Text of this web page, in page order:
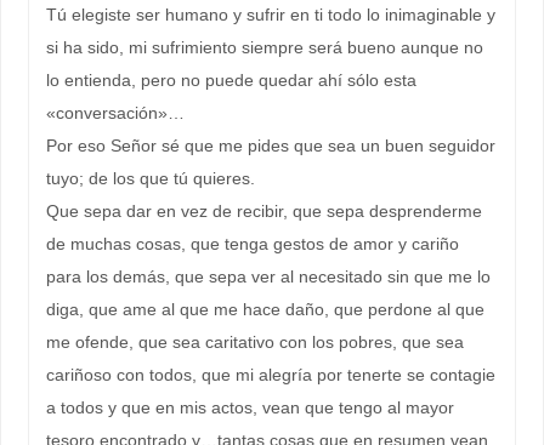
Tú elegiste ser humano y sufrir en ti todo lo inimaginable y
si ha sido, mi sufrimiento siempre será bueno aunque no
lo entienda, pero no puede quedar ahí sólo esta
«conversación»…
Por eso Señor sé que me pides que sea un buen seguidor
tuyo; de los que tú quieres.
Que sepa dar en vez de recibir, que sepa desprenderme
de muchas cosas, que tenga gestos de amor y cariño
para los demás, que sepa ver al necesitado sin que me lo
diga, que ame al que me hace daño, que perdone al que
me ofende, que sea caritativo con los pobres, que sea
cariñoso con todos, que mi alegría por tenerte se contagie
a todos y que en mis actos, vean que tengo al mayor
tesoro encontrado y…tantas cosas que en resumen vean